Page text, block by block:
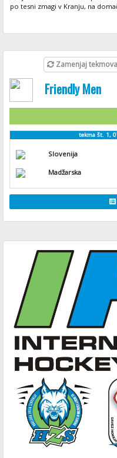
po tesni zmagi v Kranju, na
Zamenjaj
Friendly Men
tekma št. 1,
Slovenija
Madžarska